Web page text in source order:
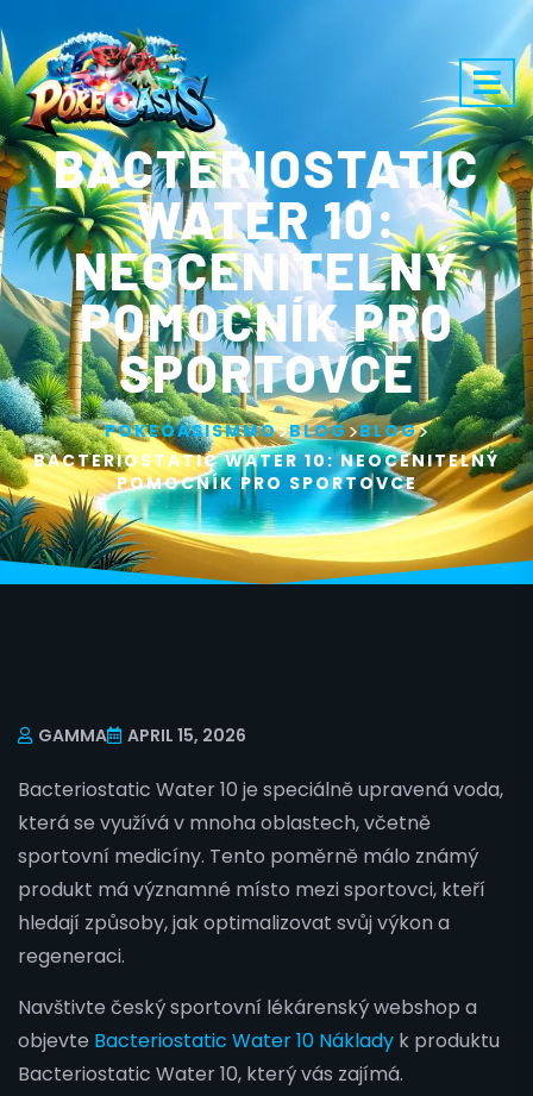
BACTERIOSTATIC
WATER 10:
NEOCENITELNÝ
POMOCNÍK PRO
SPORTOVCE
POKEOASISMMO>BLOG>BLOG>
BACTERIOSTATIC WATER 10: NEOCENITELNÝ
POMOCNÍK PRO SPORTOVCE
GAMMA APRIL 15, 2026
Bacteriostatic Water 10 je speciálně upravená voda,
která se využívá v mnoha oblastech, včetně
sportovní medicíny. Tento poměrně málo známý
produkt má významné místo mezi sportovci, kteří
hledají způsoby, jak optimalizovat svůj výkon a
regeneraci.
Navštivte český sportovní lékárenský webshop a
objevte Bacteriostatic Water 10 Náklady k produktu
Bacteriostatic Water 10, který vás zajímá.